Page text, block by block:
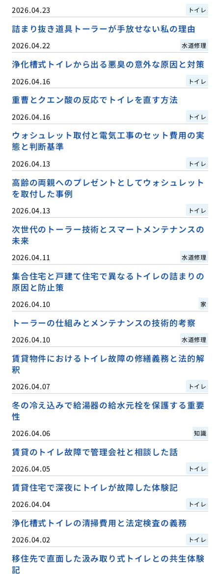
2026.04.23 トイレ
詰まり抜き道具トーラーが手放せない私の理由
2026.04.22 水道修理
浄化槽式トイレから出る悪臭の意外な原因と対策
2026.04.16 トイレ
重曹とクエン酸の反応でトイレを直す方法
2026.04.16 トイレ
ウォシュレット取付と電気工事のセット費用の実
態と判断基準
2026.04.13 トイレ
高齢の両親へのプレゼントとしてウォシュレット
を取付した事例
2026.04.13 トイレ
次世代のトーラー技術とスマートメンテナンスの
未来
2026.04.11 水道修理
集合住宅と戸建て住宅で異なるトイレの詰まりの
原因と防止策
2026.04.10 家
トーラーの仕組みとメンテナンスの技術的考察
2026.04.10 水道修理
賃貸物件におけるトイレ故障の修繕義務と法的解
釈
2026.04.07 トイレ
冬の冷え込みで給湯器の給水元栓を保護する重要
性
2026.04.06 知識
賃貸のトイレ故障で管理会社と相談した話
2026.04.05 トイレ
賃貸住宅で深夜にトイレが故障した体験記
2026.04.04 トイレ
浄化槽式トイレの清掃費用と法定検査の義務
2026.04.02 トイレ
移住先で直面した汲み取り式トイレとの共生体験
記